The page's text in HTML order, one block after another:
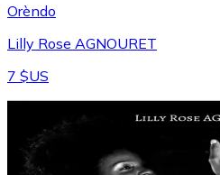
Orèndo
Lilly Rose AGNOURET
7 $US